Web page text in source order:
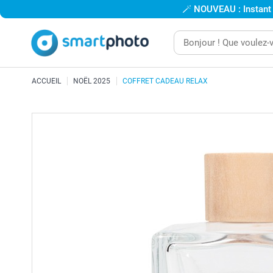
🪄 NOUVEAU :
ACCUEIL NOËL 2025 COFFRET CADEAU RELAX